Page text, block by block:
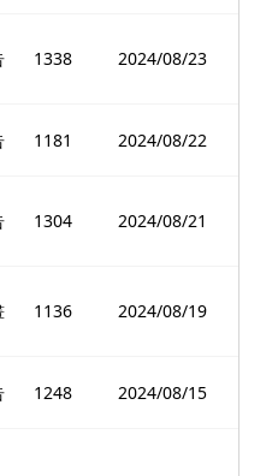
1338 2024/08/23
1181 2024/08/22
1304 2024/08/21
1136 2024/08/19
1248 2024/08/15